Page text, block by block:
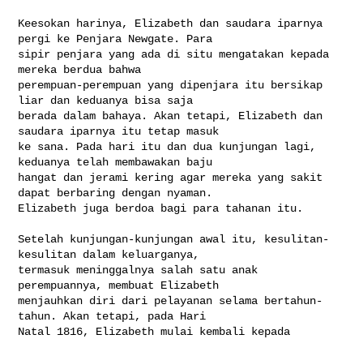
Keesokan harinya, Elizabeth dan saudara iparnya
pergi ke Penjara Newgate. Para
sipir penjara yang ada di situ mengatakan kepada
mereka berdua bahwa
perempuan-perempuan yang dipenjara itu bersikap
liar dan keduanya bisa saja
berada dalam bahaya. Akan tetapi, Elizabeth dan
saudara iparnya itu tetap masuk
ke sana. Pada hari itu dan dua kunjungan lagi,
keduanya telah membawakan baju
hangat dan jerami kering agar mereka yang sakit
dapat berbaring dengan nyaman.
Elizabeth juga berdoa bagi para tahanan itu.
Setelah kunjungan-kunjungan awal itu, kesulitan-
kesulitan dalam keluarganya,
termasuk meninggalnya salah satu anak
perempuannya, membuat Elizabeth
menjauhkan diri dari pelayanan selama bertahun-
tahun. Akan tetapi, pada Hari
Natal 1816, Elizabeth mulai kembali kepada